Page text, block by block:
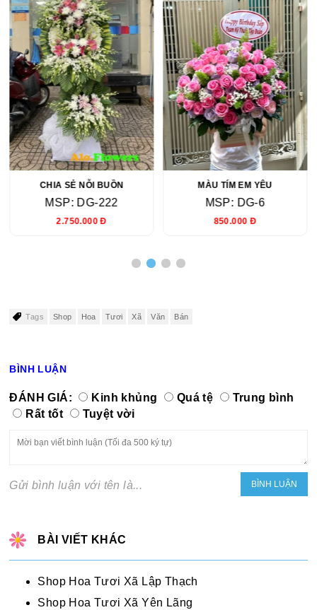
CHIA SẺ NỖI BUỒN
MSP: DG-222
2.750.000 Đ
MÀU TÍM EM YÊU
MSP: DG-6
850.000 Đ
Tags Shop Hoa Tươi Xã Văn Bán
BÌNH LUẬN
ĐÁNH GIÁ: Kinh khủng Quá tệ
Trung bình
Rất tốt
Tuyệt vời
Gửi bình luận với tên là...
BÀI VIẾT KHÁC
Shop Hoa Tươi Xã Lập Thạch
Shop Hoa Tươi Xã Yên Lãng